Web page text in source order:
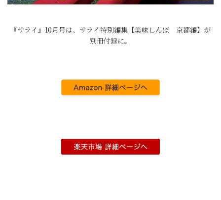
『サライ』10月号は、サライ特別編集【美味しんぼ 京都編】が
別冊付録に。